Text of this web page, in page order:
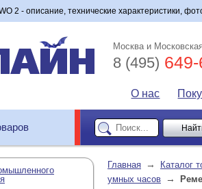
2 - описание, технические характеристики,
Москва и
8 (495)
О нас
Главная →
Каталог
умных часов →